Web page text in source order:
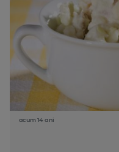
acum 14 ani